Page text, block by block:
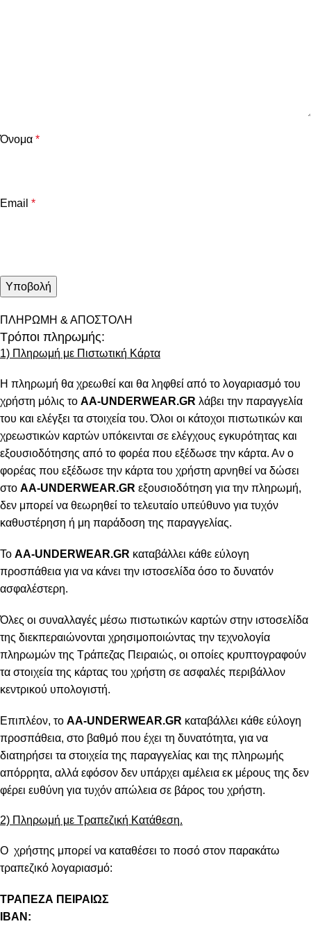
Όνομα *
Email *
ΠΛΗΡΩΜΗ & ΑΠΟΣΤΟΛΗ
Τρόποι πληρωμής:
1) Πληρωμή με Πιστωτική Κάρτα
Η πληρωμή θα χρεωθεί και θα ληφθεί από το λογαριασμό του
χρήστη μόλις το AA-UNDERWEAR.GR λάβει την παραγγελία
του και ελέγξει τα στοιχεία του. Όλοι οι κάτοχοι πιστωτικών και
χρεωστικών καρτών υπόκεινται σε ελέγχους εγκυρότητας και
εξουσιοδότησης από το φορέα που εξέδωσε την κάρτα. Αν ο
φορέας που εξέδωσε την κάρτα του χρήστη αρνηθεί να δώσει
στο AA-UNDERWEAR.GR εξουσιοδότηση για την πληρωμή,
δεν μπορεί να θεωρηθεί το τελευταίο υπεύθυνο για τυχόν
καθυστέρηση ή μη παράδοση της παραγγελίας.
Το AA-UNDERWEAR.GR καταβάλλει κάθε εύλογη
προσπάθεια για να κάνει την ιστοσελίδα όσο το δυνατόν
ασφαλέστερη.
Όλες οι συναλλαγές μέσω πιστωτικών καρτών στην ιστοσελίδα
της διεκπεραιώνονται χρησιμοποιώντας την τεχνολογία
πληρωμών της Τράπεζας Πειραιώς, οι οποίες κρυπτογραφούν
τα στοιχεία της κάρτας του χρήστη σε ασφαλές περιβάλλον
κεντρικού υπολογιστή.
Επιπλέον, το AA-UNDERWEAR.GR καταβάλλει κάθε εύλογη
προσπάθεια, στο βαθμό που έχει τη δυνατότητα, για να
διατηρήσει τα στοιχεία της παραγγελίας και της πληρωμής
απόρρητα, αλλά εφόσον δεν υπάρχει αμέλεια εκ μέρους της δεν
φέρει ευθύνη για τυχόν απώλεια σε βάρος του χρήστη.
2) Πληρωμή με Τραπεζική Κατάθεση.
Ο χρήστης μπορεί να καταθέσει το ποσό στον παρακάτω
τραπεζικό λογαριασμό:
ΤΡΑΠΕΖΑ ΠΕΙΡΑΙΩΣ
IBAN: